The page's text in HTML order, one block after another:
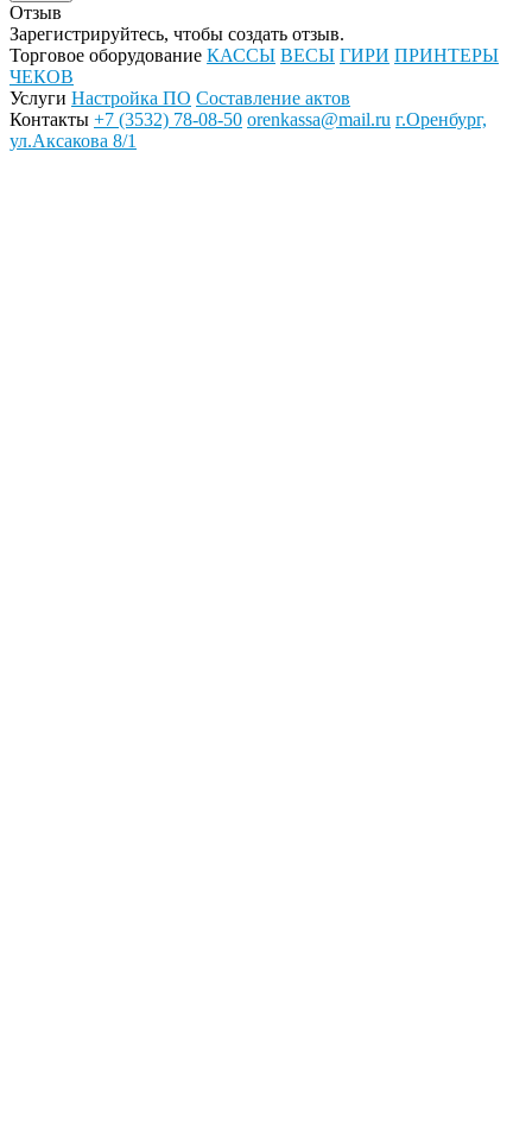
Отзыв
Зарегистрируйтесь, чтобы создать отзыв.
Торговое оборудование КАССЫ ВЕСЫ ГИРИ ПРИНТЕРЫ
ЧЕКОВ
Услуги Настройка ПО Составление актов
Контакты +7 (3532) 78-08-50 orenkassa@mail.ru г.Оренбург,
ул.Аксакова 8/1